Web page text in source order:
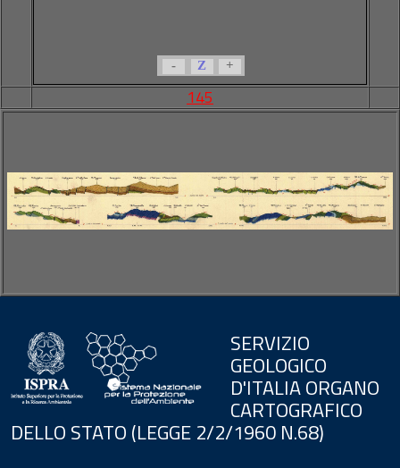
- Z +
145
SERVIZIO
GEOLOGICO
D'ITALIA ORGANO
CARTOGRAFICO
DELLO STATO (LEGGE 2/2/1960 N.68)